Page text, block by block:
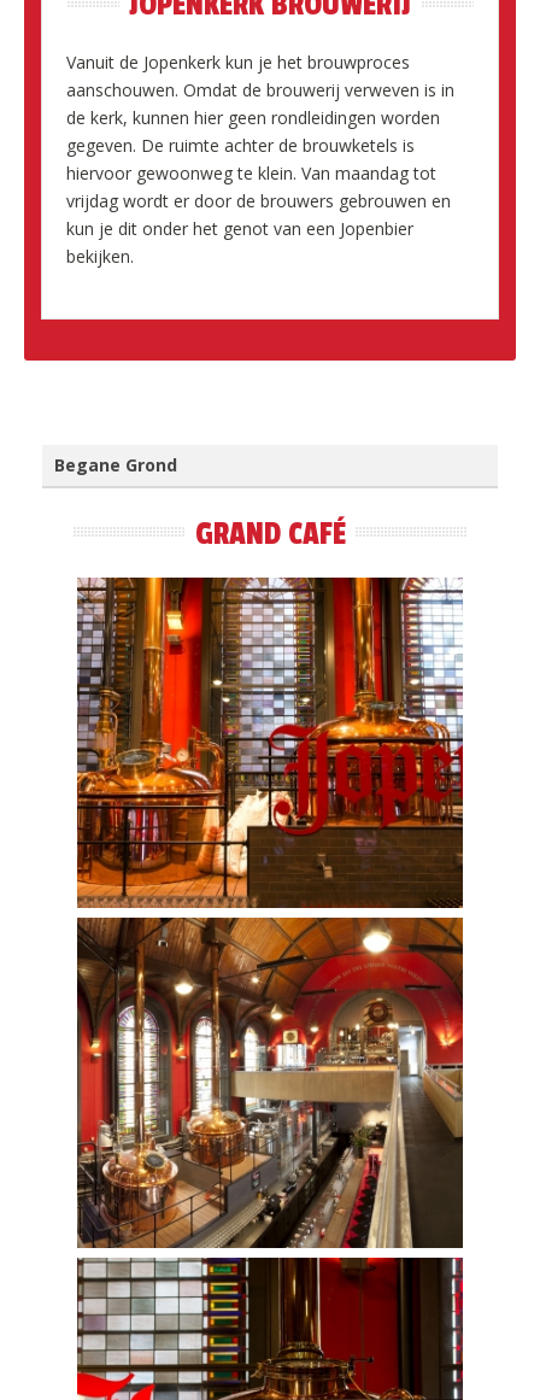
Vanuit de Jopenkerk kun je het brouwproces
aanschouwen. Omdat de brouwerij verweven is in
de kerk, kunnen hier geen rondleidingen worden
gegeven. De ruimte achter de brouwketels is
hiervoor gewoonweg te klein. Van maandag tot
vrijdag wordt er door de brouwers gebrouwen en
kun je dit onder het genot van een Jopenbier
bekijken.
Begane Grond
GRAND CAFÉ